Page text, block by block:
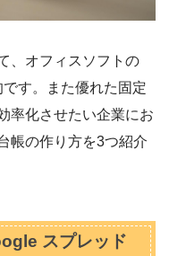
、オフィスソフトの
す。また優れた固定
率化させたい企業にお
帳の作り方を3つ紹介
スプレッド